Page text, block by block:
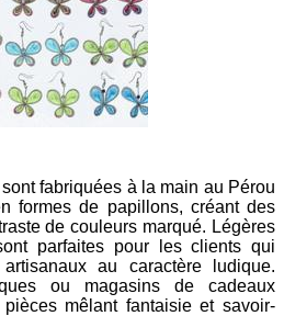
fabriquées à la main au Pérou
formes de papillons, créant des
de couleurs marqué. Légères
parfaites pour les clients qui
au caractère ludique.
ou magasins de cadeaux
mêlant fantaisie et savoir-